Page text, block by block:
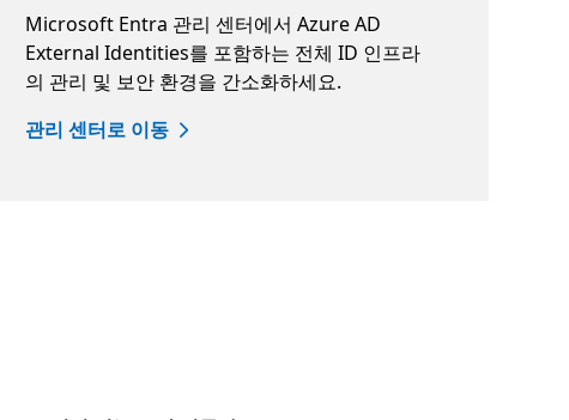
Microsoft Entra 관리 센터에서 Azure AD
External Identities를 포함하는 전체 ID 인프라
의 관리 및 보안 환경을 간소화하세요.
관리 센터로 이동